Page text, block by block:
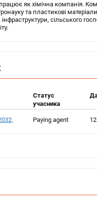
як хімічна компанія.
та пластикові
сільського
Статус
учасника
Paying agent